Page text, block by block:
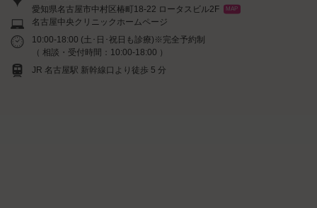
愛知県名古屋市中村区椿町18-22 ロータスビル2F
MAP
名古屋中央クリニックホームページ
10:00-18:00 (土･日･祝日も診療)※完全予約制
（ 相談・受付時間：10:00-18:00 ）
JR 名古屋駅 新幹線口より徒歩 5 分